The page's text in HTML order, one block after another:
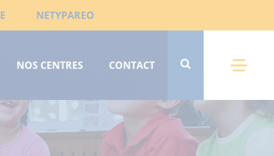
NETYPAREO
NOS CENTRES CONTACT
Menu